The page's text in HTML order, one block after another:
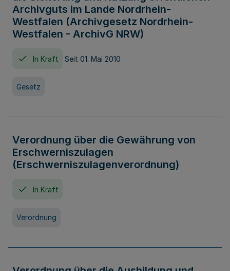
Archivguts im Lande Nordrhein-
Westfalen (Archivgesetz Nordrhein-
Westfalen - ArchivG NRW)
In Kraft Seit 01. Mai 2010
Gesetz
Verordnung über die Gewährung von
Erschwerniszulagen
(Erschwerniszulagenverordnung)
In Kraft
Verordnung